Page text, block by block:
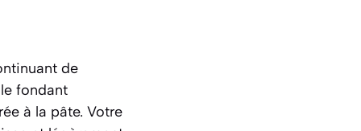
de
fondant
à la pâte. Votre